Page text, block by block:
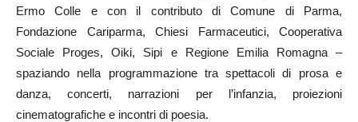
Ermo Colle e con il contributo di Comune di Parma,
Fondazione Cariparma, Chiesi Farmaceutici, Cooperativa
Sociale Proges, Oiki, Sipi e Regione Emilia Romagna –
spaziando nella programmazione tra spettacoli di prosa e
danza, concerti, narrazioni per l’infanzia, proiezioni
cinematografiche e incontri di poesia.